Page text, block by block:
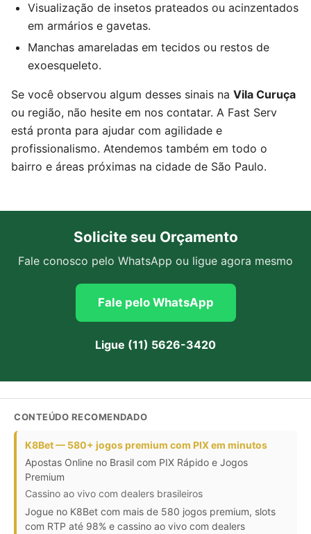
Visualização de insetos prateados ou acinzentados
em armários e gavetas.
Manchas amareladas em tecidos ou restos de
exoesqueleto.
Se você observou algum desses sinais na Vila Curuça
ou região, não hesite em nos contatar. A Fast Serv
está pronta para ajudar com agilidade e
profissionalismo. Atendemos também em todo o
bairro e áreas próximas na cidade de São Paulo.
Solicite seu Orçamento
Fale conosco pelo WhatsApp ou ligue agora mesmo
Fale pelo WhatsApp
Ligue (11) 5626-3420
CONTEÚDO RECOMENDADO
K8Bet — 580+ jogos premium com PIX em minutos
Apostas Online no Brasil com PIX Rápido e Jogos
Premium
Cassino ao vivo com dealers brasileiros
Jogue no K8Bet com mais de 580 jogos premium, slots
com RTP até 98% e cassino ao vivo com dealers